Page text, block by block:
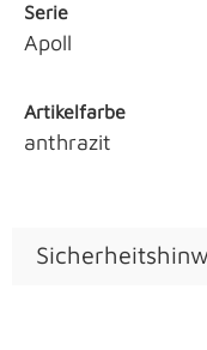
Serie
Apoll
Artikelfarbe
anthrazit